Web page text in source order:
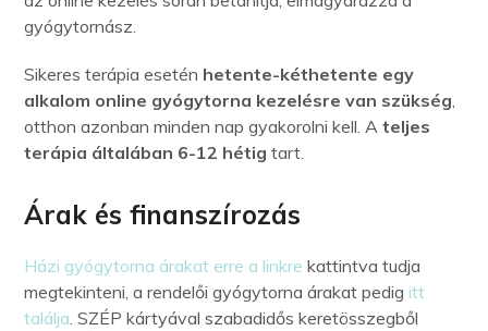
gyógytornász.
Sikeres terápia esetén hetente-kéthetente egy
alkalom online gyógytorna kezelésre van szükség,
otthon azonban minden nap gyakorolni kell. Ateljes
terápia általában 6-12 hétig tart.
Árak és finanszírozás
Házi gyógytorna árakat erre a linkre kattintva tudja
megtekinteni, a rendelői gyógytorna árakat pedig itt
találja. SZÉP kártyával szabadidős keretösszegből